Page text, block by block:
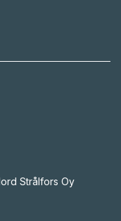
Strålfors Oy